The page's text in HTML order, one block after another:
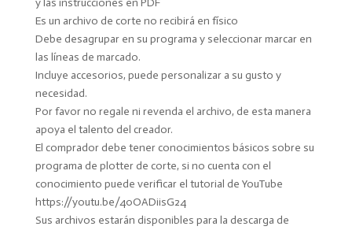
Es un archivo de corte no recibirá en físico
Debe desagrupar en su programa y seleccionar marcar en
las líneas de marcado.
Incluye accesorios, puede personalizar a su gusto y
necesidad.
Por favor no regale ni revenda el archivo, de esta manera
apoya el talento del creador.
El comprador debe tener conocimientos básicos sobre su
programa de plotter de corte, si no cuenta con el
conocimiento puede verificar el tutorial de YouTube
https://youtu.be/40OADiisG24
Sus archivos estarán disponibles para la descarga de